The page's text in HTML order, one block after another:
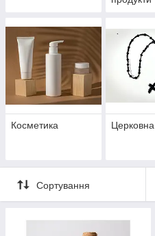
Косметика
Сортування